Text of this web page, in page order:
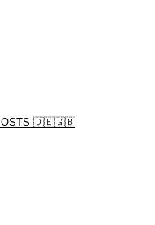
Themes by
POSTS 🇩🇪🇬🇧